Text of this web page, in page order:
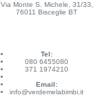
Via Monte S. Michele, 31/33,
76011 Bisceglie BT
Tel:
080 6455080
371 1974210
Email:
info@verdemelabimbi.it